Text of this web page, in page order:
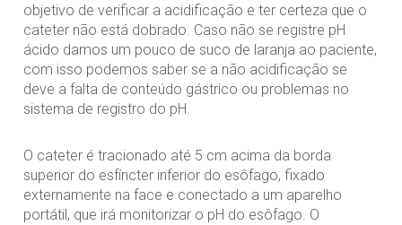
objetivo de verificar a acidificação e ter certeza que o
cateter não está dobrado. Caso não se registre pH
ácido damos um pouco de suco de laranja ao paciente,
com isso podemos saber se a não acidificação se
deve a falta de conteúdo gástrico ou problemas no
sistema de registro do pH.
O cateter é tracionado até 5 cm acima da borda
superior do esfíncter inferior do esôfago, fixado
externamente na face e conectado a um aparelho
portátil, que irá monitorizar o pH do esôfago. O